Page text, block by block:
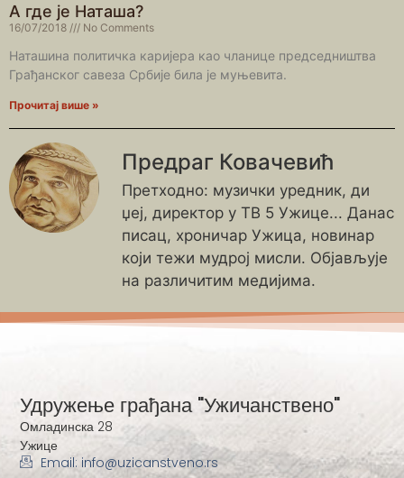
А где је Наташа?
16/07/2018 No Comments
Наташина политичка каријера као чланице председништва
Грађанског савеза Србије била је муњевита.
Прочитај више »
Предраг Ковачевић
Претходно: музички уредник, ди
џеј, директор у ТВ 5 Ужице... Данас
писац, хроничар Ужица, новинар
који тежи мудрој мисли. Објављује
на различитим медијима.
Удружење грађана "Ужичанствено"
Омладинска 28
Ужице
Email: info@uzicanstveno.rs